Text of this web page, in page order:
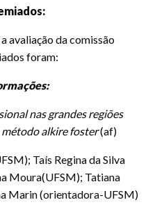
avaliação da comissão
foram:
nas grandes regiões
método alkire foster(af)
Taís Regina da Silva
Moura(UFSM); Tatiana
Marin (orientadora-UFSM)